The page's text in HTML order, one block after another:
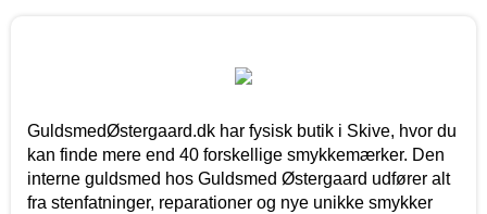
GuldsmedØstergaard.dk har fysisk butik i Skive, hvor du
kan finde mere end 40 forskellige smykkemærker. Den
interne guldsmed hos Guldsmed Østergaard udfører alt
fra stenfatninger, reparationer og nye unikke smykker